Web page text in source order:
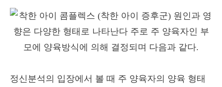
정신분석의 입장에서 볼 때 주 양육자의 양육 형태